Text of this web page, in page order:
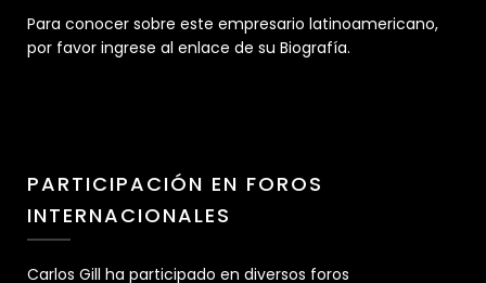
Para conocer sobre este empresario latinoamericano,
por favor ingrese al enlace de su Biografía.
PARTICIPACIÓN EN FOROS
INTERNACIONALES
Carlos Gill ha participado en diversos foros